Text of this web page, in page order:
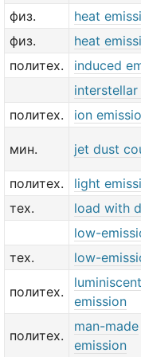
физ.
heat
физ.
heat
политех.
induced
interstellar
политех.
ion
мин. jet dust
политех.
light
тех.
load with
low-
тех.
low-
политех.
luminiscent
emission
политех.
man-made
emission